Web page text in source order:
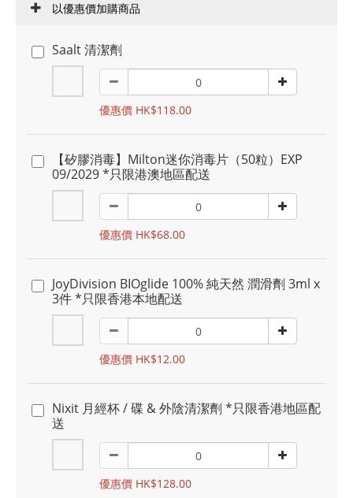
以優惠價加購商品
Saalt 清潔劑
優惠價 HK$118.00
【矽膠消毒】Milton迷你消毒片（50粒）EXP
09/2029 *只限港澳地區配送
優惠價 HK$68.00
JoyDivision BIOglide 100% 純天然 潤滑劑 3ml x
3件 *只限香港本地配送
優惠價 HK$12.00
Nixit 月經杯 / 碟 & 外陰清潔劑 *只限香港地區配
送
優惠價 HK$128.00